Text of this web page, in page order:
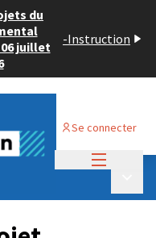
du
06 juillet
-Instruction
Se connecter